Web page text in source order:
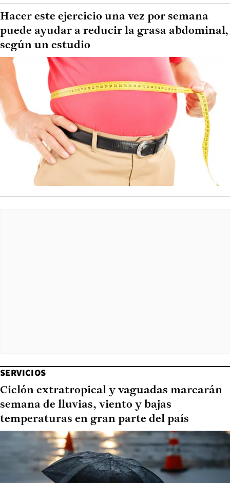
Hacer este ejercicio una vez por semana
puede ayudar a reducir la grasa abdominal,
según un estudio
SERVICIOS
Ciclón extratropical y vaguadas marcarán
semana de lluvias, viento y bajas
temperaturas en gran parte del país